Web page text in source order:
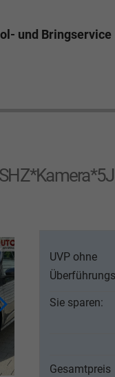
Neuwagen
und Bringservice
UVP ohne
Sie sparen:
Gesamtpreis